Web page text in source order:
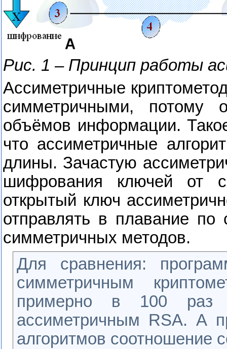
Рис. 1 – Принцип работы
Ассиметричные
симметричными, потому
объёмов информации.
что ассиметричные
длины. Зачастую
шифрования ключей от
открытый ключ
отправлять в плавание
симметричных методов.
Для сравнения:
симметричным
примерно в 100 раз
ассиметричным RSA. А
алгоритмов соотношение